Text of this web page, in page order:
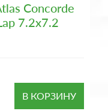
Concorde
7.2x7.2
В КОРЗИНУ